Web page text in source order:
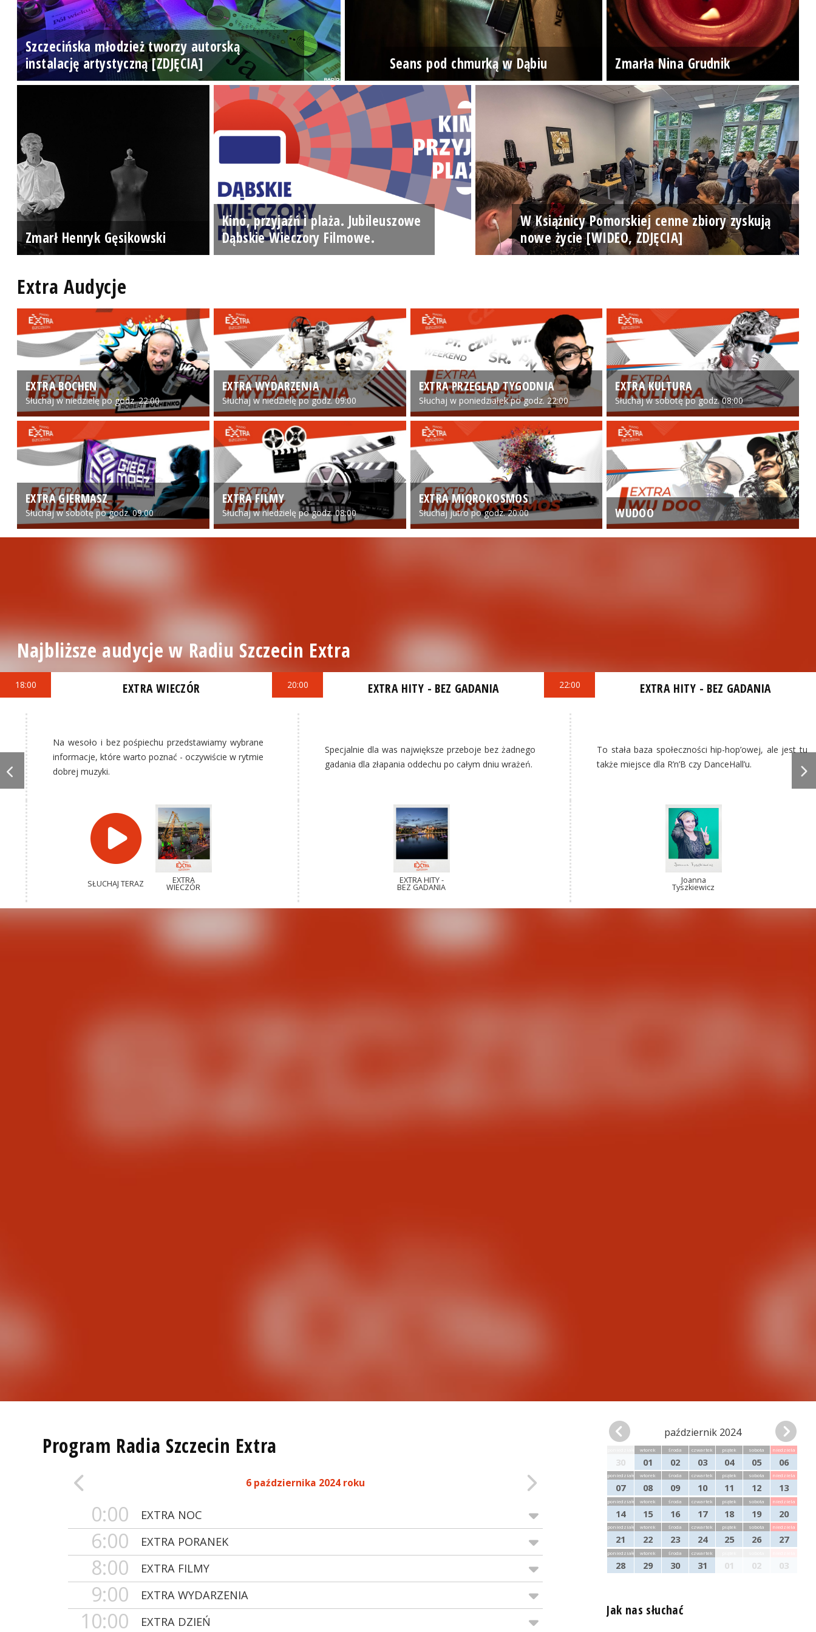
Szczecińska młodzież tworzy autorską
instalację artystyczną [ZDJĘCIA]
Seans pod chmurką w Dąbiu Zmarła Nina Grudnik
Zmarł Henryk Gęsikowski
Kino, przyjaźń i plaża. Jubileuszowe
Dąbskie Wieczory Filmowe.
W Książnicy Pomorskiej cenne zbiory zyskują
nowe życie [WIDEO, ZDJĘCIA]
Extra Audycje
EXTRA BOCHEN
Słuchaj w niedzielę po godz. 22:00
EXTRA WYDARZENIA
Słuchaj w niedzielę po godz. 09:00
EXTRA PRZEGLĄD TYGODNIA
Słuchaj w poniedziałek po godz. 22:00
EXTRA KULTURA
Słuchaj w sobotę po godz. 08:00
EXTRA GIERMASZ
Słuchaj w sobotę po godz. 09:00
EXTRA FILMY
Słuchaj w niedzielę po godz. 08:00
EXTRA MIQROKOSMOS
Słuchaj jutro po godz. 20:00 WUDOO
Najbliższe audycje w Radiu Szczecin Extra
18:00 EXTRA WIECZÓR
Na wesoło i bez pośpiechu przedstawiamy wybrane
informacje, które warto poznać - oczywiście w rytmie
dobrej muzyki.
SŁUCHAJ TERAZ EXTRA
WIECZÓR
20:00 EXTRA HITY - BEZ GADANIA
Specjalnie dla was największe przeboje bez żadnego
gadania dla złapania oddechu po całym dniu wrażeń.
EXTRA HITY -
BEZ GADANIA
22:00 EXTRA HITY - BEZ GADANIA
To stała baza społeczności hip-hop’owej, ale jest tu
także miejsce dla R’n’B czy DanceHall’u.
Joanna
Tyszkiewicz
Program Radia Szczecin Extra
6 października 2024 roku
0:00 EXTRA NOC
6:00 EXTRA PORANEK
8:00 EXTRA FILMY
9:00 EXTRA WYDARZENIA
10:00 EXTRA DZIEŃ
październik 2024
30
wtorek
01
środa
02
czwartek
03
piątek
04
sobota
05
niedziela
06
poniedziałek
07
wtorek
08
środa
09
czwartek
10
piątek
11
sobota
12
niedziela
13
poniedziałek
14
wtorek
15
środa
16
czwartek
17
piątek
18
sobota
19
niedziela
20
poniedziałek
21
wtorek
22
środa
23
czwartek
24
piątek
25
sobota
26
niedziela
27
poniedziałek
28
wtorek
29
środa
30
czwartek
31 01 02 03
Jak nas słuchać